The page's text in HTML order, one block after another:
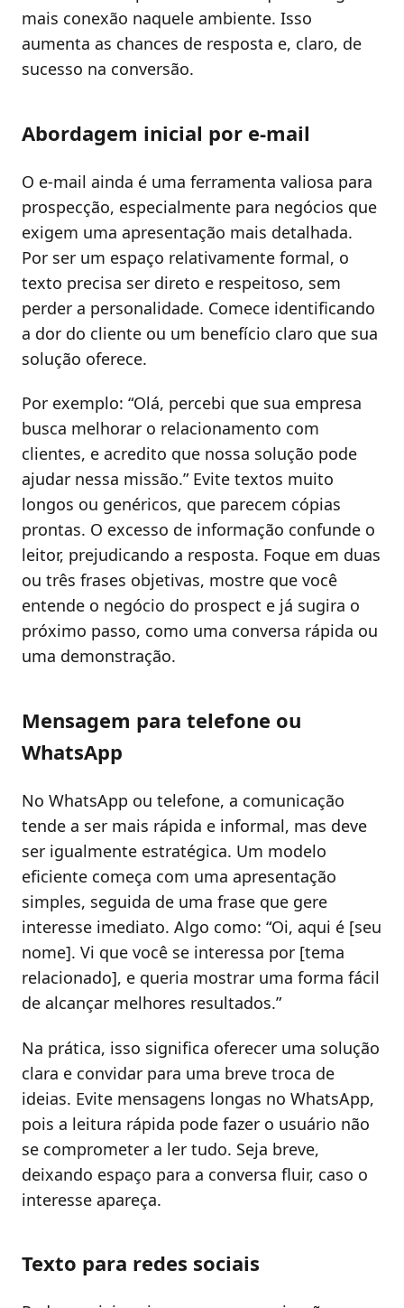
mais conexão naquele ambiente. Isso
aumenta as chances de resposta e, claro, de
sucesso na conversão.
Abordagem inicial por e-mail
O e-mail ainda é uma ferramenta valiosa para
prospecção, especialmente para negócios que
exigem uma apresentação mais detalhada.
Por ser um espaço relativamente formal, o
texto precisa ser direto e respeitoso, sem
perder a personalidade. Comece identificando
a dor do cliente ou um benefício claro que sua
solução oferece.
Por exemplo: “Olá, percebi que sua empresa
busca melhorar o relacionamento com
clientes, e acredito que nossa solução pode
ajudar nessa missão.” Evite textos muito
longos ou genéricos, que parecem cópias
prontas. O excesso de informação confunde o
leitor, prejudicando a resposta. Foque em duas
ou três frases objetivas, mostre que você
entende o negócio do prospect e já sugira o
próximo passo, como uma conversa rápida ou
uma demonstração.
Mensagem para telefone ou
WhatsApp
No WhatsApp ou telefone, a comunicação
tende a ser mais rápida e informal, mas deve
ser igualmente estratégica. Um modelo
eficiente começa com uma apresentação
simples, seguida de uma frase que gere
interesse imediato. Algo como: “Oi, aqui é [seu
nome]. Vi que você se interessa por [tema
relacionado], e queria mostrar uma forma fácil
de alcançar melhores resultados.”
Na prática, isso significa oferecer uma solução
clara e convidar para uma breve troca de
ideias. Evite mensagens longas no WhatsApp,
pois a leitura rápida pode fazer o usuário não
se comprometer a ler tudo. Seja breve,
deixando espaço para a conversa fluir, caso o
interesse apareça.
Texto para redes sociais